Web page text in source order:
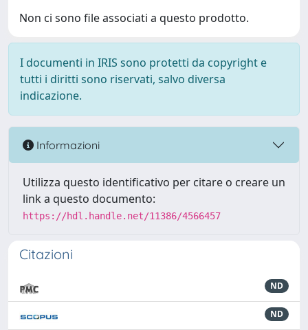
Non ci sono file associati a questo prodotto.
I documenti in IRIS sono protetti da copyright e
tutti i diritti sono riservati, salvo diversa
indicazione.
Informazioni
Utilizza questo identificativo per citare o creare un
link a questo documento:
https://hdl.handle.net/11386/4566457
Citazioni
ND
ND